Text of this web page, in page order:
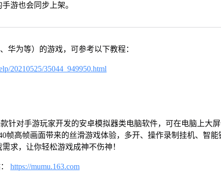
游也会同步上架。
华为等）的游戏，可参考以下教程：
20210525/35044_949950.html
针对手游玩家开发的安卓模拟器类电脑软件，可在电脑上大
帧高帧画面带来的丝滑游戏体验，多开、操作录制挂机、智能
求，让你轻松游戏成神不伤神！
https://mumu.163.com